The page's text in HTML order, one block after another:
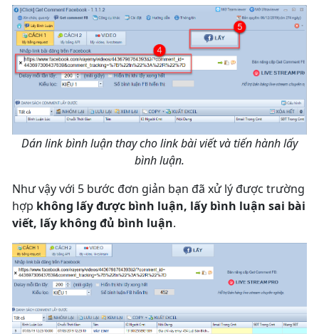
Dán link bình luận thay cho link bài viết và tiến hành lấy
bình luận.
Như vậy với 5 bước đơn giản bạn đã xử lý được trường
hợp không lấy được bình luận, lấy bình luận sai bài
viết, lấy không đủ bình luận.